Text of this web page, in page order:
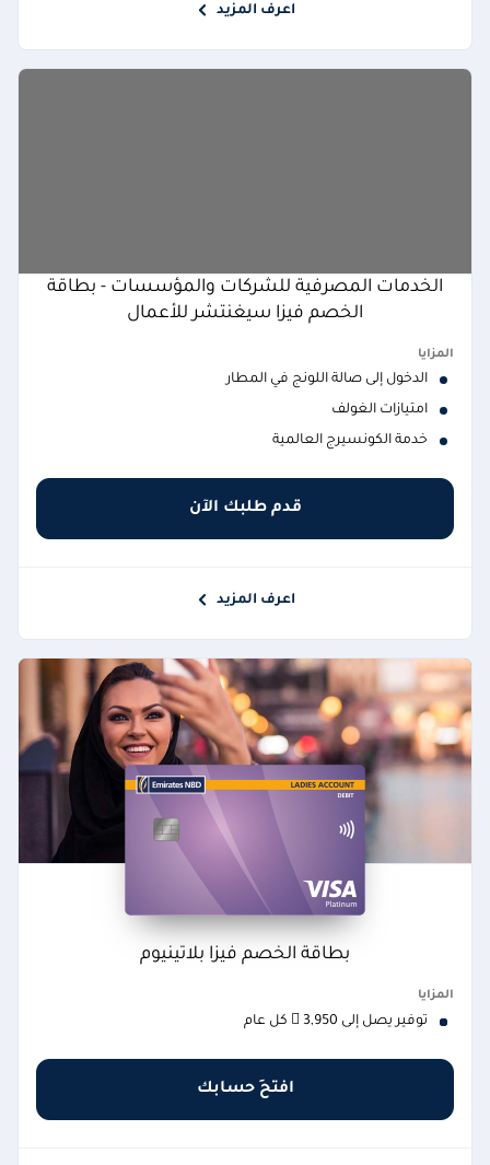
اعرف المزيد
الخدمات المصرفية للشركات والمؤسسات - بطاقة
الخصم فيزا سيغنتشر للأعمال
المزايا
الدخول إلى صالة اللونج في المطار
امتيازات الغولف
خدمة الكونسيرج العالمية
قدم طلبك الآن
اعرف المزيد
بطاقة الخصم فيزا بلاتينيوم
المزايا
توفير يصل إلى 3,950  كل عام
افتحِ حسابك